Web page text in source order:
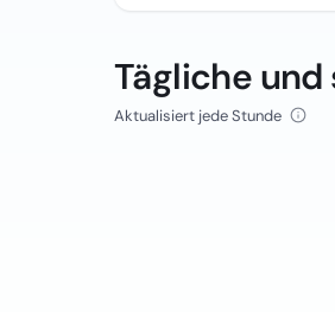
Tägliche
Aktualisiert jede Stunde